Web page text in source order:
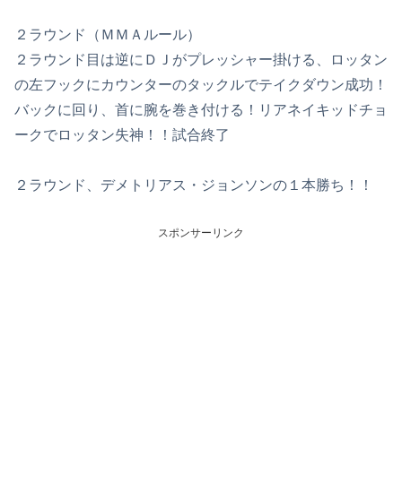
２ラウンド（ＭＭＡルール）
２ラウンド目は逆にＤＪがプレッシャー掛ける、ロッタン
の左フックにカウンターのタックルでテイクダウン成功！
バックに回り、首に腕を巻き付ける！リアネイキッドチョ
ークでロッタン失神！！試合終了
２ラウンド、デメトリアス・ジョンソンの１本勝ち！！
スポンサーリンク